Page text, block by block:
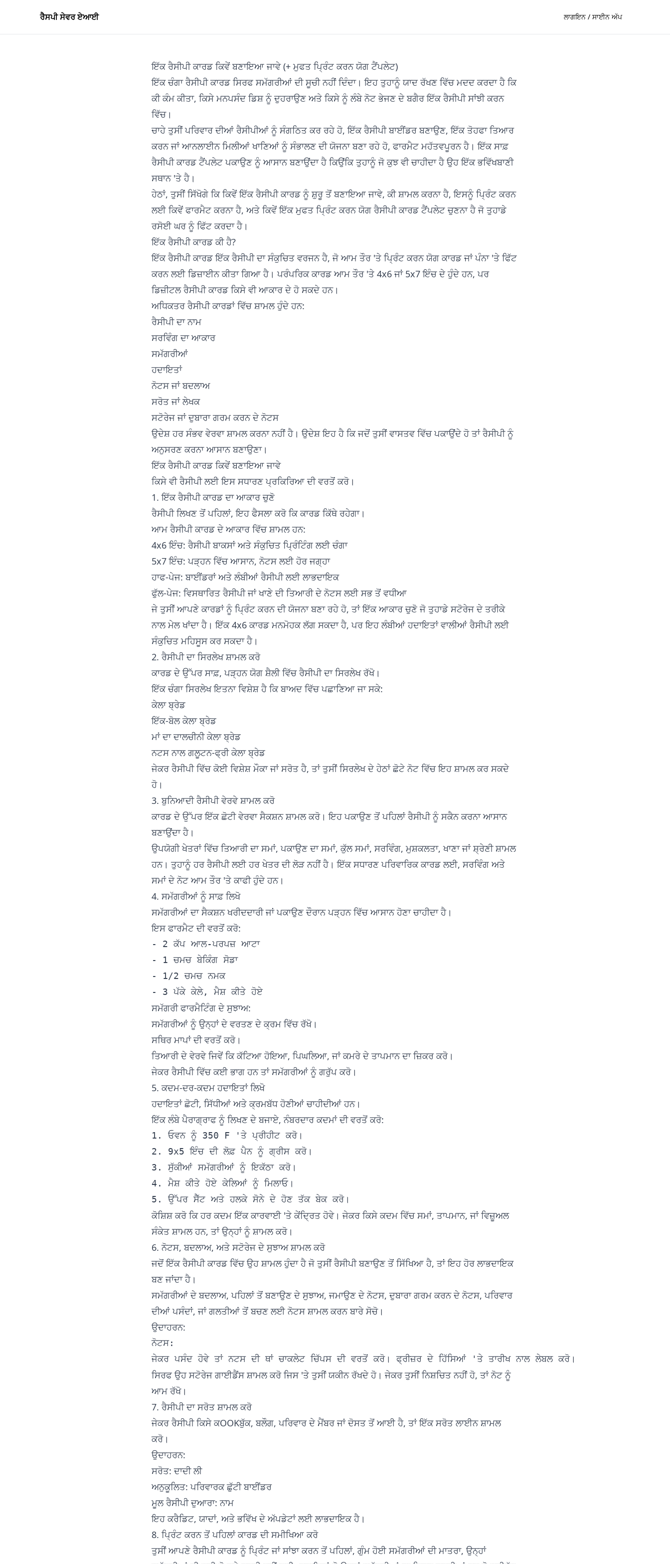
ਰੈਸਪੀ ਸੇਵਰ ਏਆਈ ਲਾਗਇਨ / ਸਾਈਨ ਅੱਪ
ਇੱਕ ਰੈਸੀਪੀ ਕਾਰਡ ਕਿਵੇਂ ਬਣਾਇਆ ਜਾਵੇ (+ ਮੁਫਤ ਪ੍ਰਿੰਟ ਕਰਨ ਯੋਗ ਟੈਂਪਲੇਟ)
ਇੱਕ ਚੰਗਾ ਰੈਸੀਪੀ ਕਾਰਡ ਸਿਰਫ ਸਮੱਗਰੀਆਂ ਦੀ ਸੂਚੀ ਨਹੀਂ ਦਿੰਦਾ। ਇਹ ਤੁਹਾਨੂੰ ਯਾਦ ਰੱਖਣ ਵਿੱਚ ਮਦਦ ਕਰਦਾ ਹੈ ਕਿ
ਕੀ ਕੰਮ ਕੀਤਾ, ਕਿਸੇ ਮਨਪਸੰਦ ਡਿਸ਼ ਨੂੰ ਦੁਹਰਾਉਣ ਅਤੇ ਕਿਸੇ ਨੂੰ ਲੰਬੇ ਨੋਟ ਭੇਜਣ ਦੇ ਬਗੈਰ ਇੱਕ ਰੈਸੀਪੀ ਸਾਂਝੀ ਕਰਨ
ਵਿੱਚ।
ਚਾਹੇ ਤੁਸੀਂ ਪਰਿਵਾਰ ਦੀਆਂ ਰੈਸੀਪੀਆਂ ਨੂੰ ਸੰਗਠਿਤ ਕਰ ਰਹੇ ਹੋ, ਇੱਕ ਰੈਸੀਪੀ ਬਾਈਂਡਰ ਬਣਾਉਣ, ਇੱਕ ਤੋਹਫਾ ਤਿਆਰ
ਕਰਨ ਜਾਂ ਆਨਲਾਈਨ ਮਿਲੀਆਂ ਖਾਣਿਆਂ ਨੂੰ ਸੰਭਾਲਣ ਦੀ ਯੋਜਨਾ ਬਣਾ ਰਹੇ ਹੋ, ਫਾਰਮੈਟ ਮਹੱਤਵਪੂਰਨ ਹੈ। ਇੱਕ ਸਾਫ਼
ਰੈਸੀਪੀ ਕਾਰਡ ਟੈਂਪਲੇਟ ਪਕਾਉਣ ਨੂੰ ਆਸਾਨ ਬਣਾਉਂਦਾ ਹੈ ਕਿਉਂਕਿ ਤੁਹਾਨੂੰ ਜੋ ਕੁਝ ਵੀ ਚਾਹੀਦਾ ਹੈ ਉਹ ਇੱਕ ਭਵਿੱਖਬਾਣੀ
ਸਥਾਨ 'ਤੇ ਹੈ।
ਹੇਠਾਂ, ਤੁਸੀਂ ਸਿੱਖੋਗੇ ਕਿ ਕਿਵੇਂ ਇੱਕ ਰੈਸੀਪੀ ਕਾਰਡ ਨੂੰ ਸ਼ੁਰੂ ਤੋਂ ਬਣਾਇਆ ਜਾਵੇ, ਕੀ ਸ਼ਾਮਲ ਕਰਨਾ ਹੈ, ਇਸਨੂੰ ਪ੍ਰਿੰਟ ਕਰਨ
ਲਈ ਕਿਵੇਂ ਫਾਰਮੈਟ ਕਰਨਾ ਹੈ, ਅਤੇ ਕਿਵੇਂ ਇੱਕ ਮੁਫਤ ਪ੍ਰਿੰਟ ਕਰਨ ਯੋਗ ਰੈਸੀਪੀ ਕਾਰਡ ਟੈਂਪਲੇਟ ਚੁਣਨਾ ਹੈ ਜੋ ਤੁਹਾਡੇ
ਰਸੋਈ ਘਰ ਨੂੰ ਫਿੱਟ ਕਰਦਾ ਹੈ।
ਇੱਕ ਰੈਸੀਪੀ ਕਾਰਡ ਕੀ ਹੈ?
ਇੱਕ ਰੈਸੀਪੀ ਕਾਰਡ ਇੱਕ ਰੈਸੀਪੀ ਦਾ ਸੰਕੁਚਿਤ ਵਰਜਨ ਹੈ, ਜੋ ਆਮ ਤੌਰ 'ਤੇ ਪ੍ਰਿੰਟ ਕਰਨ ਯੋਗ ਕਾਰਡ ਜਾਂ ਪੰਨਾ 'ਤੇ ਫਿੱਟ
ਕਰਨ ਲਈ ਡਿਜ਼ਾਈਨ ਕੀਤਾ ਗਿਆ ਹੈ। ਪਰੰਪਰਿਕ ਕਾਰਡ ਆਮ ਤੌਰ 'ਤੇ 4x6 ਜਾਂ 5x7 ਇੰਚ ਦੇ ਹੁੰਦੇ ਹਨ, ਪਰ
ਡਿਜ਼ੀਟਲ ਰੈਸੀਪੀ ਕਾਰਡ ਕਿਸੇ ਵੀ ਆਕਾਰ ਦੇ ਹੋ ਸਕਦੇ ਹਨ।
ਅਧਿਕਤਰ ਰੈਸੀਪੀ ਕਾਰਡਾਂ ਵਿੱਚ ਸ਼ਾਮਲ ਹੁੰਦੇ ਹਨ:
ਰੈਸੀਪੀ ਦਾ ਨਾਮ
ਸਰਵਿੰਗ ਦਾ ਆਕਾਰ
ਸਮੱਗਰੀਆਂ
ਹਦਾਇਤਾਂ
ਨੋਟਸ ਜਾਂ ਬਦਲਾਅ
ਸਰੋਤ ਜਾਂ ਲੇਖਕ
ਸਟੋਰੇਜ ਜਾਂ ਦੁਬਾਰਾ ਗਰਮ ਕਰਨ ਦੇ ਨੋਟਸ
ਉਦੇਸ਼ ਹਰ ਸੰਭਵ ਵੇਰਵਾ ਸ਼ਾਮਲ ਕਰਨਾ ਨਹੀਂ ਹੈ। ਉਦੇਸ਼ ਇਹ ਹੈ ਕਿ ਜਦੋਂ ਤੁਸੀਂ ਵਾਸਤਵ ਵਿੱਚ ਪਕਾਉਂਦੇ ਹੋ ਤਾਂ ਰੈਸੀਪੀ ਨੂੰ
ਅਨੁਸਰਣ ਕਰਨਾ ਆਸਾਨ ਬਣਾਉਣਾ।
ਇੱਕ ਰੈਸੀਪੀ ਕਾਰਡ ਕਿਵੇਂ ਬਣਾਇਆ ਜਾਵੇ
ਕਿਸੇ ਵੀ ਰੈਸੀਪੀ ਲਈ ਇਸ ਸਧਾਰਣ ਪ੍ਰਕਿਰਿਆ ਦੀ ਵਰਤੋਂ ਕਰੋ।
1. ਇੱਕ ਰੈਸੀਪੀ ਕਾਰਡ ਦਾ ਆਕਾਰ ਚੁਣੋ
ਰੈਸੀਪੀ ਲਿਖਣ ਤੋਂ ਪਹਿਲਾਂ, ਇਹ ਫੈਸਲਾ ਕਰੋ ਕਿ ਕਾਰਡ ਕਿੱਥੇ ਰਹੇਗਾ।
ਆਮ ਰੈਸੀਪੀ ਕਾਰਡ ਦੇ ਆਕਾਰ ਵਿੱਚ ਸ਼ਾਮਲ ਹਨ:
4x6 ਇੰਚ: ਰੈਸੀਪੀ ਬਾਕਸਾਂ ਅਤੇ ਸੰਕੁਚਿਤ ਪ੍ਰਿੰਟਿੰਗ ਲਈ ਚੰਗਾ
5x7 ਇੰਚ: ਪੜ੍ਹਨ ਵਿੱਚ ਆਸਾਨ, ਨੋਟਸ ਲਈ ਹੋਰ ਜਗ੍ਹਾ
ਹਾਫ-ਪੇਜ: ਬਾਈਂਡਰਾਂ ਅਤੇ ਲੰਬੀਆਂ ਰੈਸੀਪੀ ਲਈ ਲਾਭਦਾਇਕ
ਫੁੱਲ-ਪੇਜ: ਵਿਸਥਾਰਿਤ ਰੈਸੀਪੀ ਜਾਂ ਖਾਣੇ ਦੀ ਤਿਆਰੀ ਦੇ ਨੋਟਸ ਲਈ ਸਭ ਤੋਂ ਵਧੀਆ
ਜੇ ਤੁਸੀਂ ਆਪਣੇ ਕਾਰਡਾਂ ਨੂੰ ਪ੍ਰਿੰਟ ਕਰਨ ਦੀ ਯੋਜਨਾ ਬਣਾ ਰਹੇ ਹੋ, ਤਾਂ ਇੱਕ ਆਕਾਰ ਚੁਣੋ ਜੋ ਤੁਹਾਡੇ ਸਟੋਰੇਜ ਦੇ ਤਰੀਕੇ
ਨਾਲ ਮੇਲ ਖਾਂਦਾ ਹੈ। ਇੱਕ 4x6 ਕਾਰਡ ਮਨਮੋਹਕ ਲੱਗ ਸਕਦਾ ਹੈ, ਪਰ ਇਹ ਲੰਬੀਆਂ ਹਦਾਇਤਾਂ ਵਾਲੀਆਂ ਰੈਸੀਪੀ ਲਈ
ਸੰਕੁਚਿਤ ਮਹਿਸੂਸ ਕਰ ਸਕਦਾ ਹੈ।
2. ਰੈਸੀਪੀ ਦਾ ਸਿਰਲੇਖ ਸ਼ਾਮਲ ਕਰੋ
ਕਾਰਡ ਦੇ ਉੱਪਰ ਸਾਫ਼, ਪੜ੍ਹਨ ਯੋਗ ਸ਼ੈਲੀ ਵਿੱਚ ਰੈਸੀਪੀ ਦਾ ਸਿਰਲੇਖ ਰੱਖੋ।
ਇੱਕ ਚੰਗਾ ਸਿਰਲੇਖ ਇਤਨਾ ਵਿਸ਼ੇਸ਼ ਹੈ ਕਿ ਬਾਅਦ ਵਿੱਚ ਪਛਾਣਿਆ ਜਾ ਸਕੇ:
ਕੇਲਾ ਬ੍ਰੇਡ
ਇੱਕ-ਬੋਲ ਕੇਲਾ ਬ੍ਰੇਡ
ਮਾਂ ਦਾ ਦਾਲਚੀਨੀ ਕੇਲਾ ਬ੍ਰੇਡ
ਨਟਸ ਨਾਲ ਗਲੂਟਨ-ਫ੍ਰੀ ਕੇਲਾ ਬ੍ਰੇਡ
ਜੇਕਰ ਰੈਸੀਪੀ ਵਿੱਚ ਕੋਈ ਵਿਸ਼ੇਸ਼ ਮੌਕਾ ਜਾਂ ਸਰੋਤ ਹੈ, ਤਾਂ ਤੁਸੀਂ ਸਿਰਲੇਖ ਦੇ ਹੇਠਾਂ ਛੋਟੇ ਨੋਟ ਵਿੱਚ ਇਹ ਸ਼ਾਮਲ ਕਰ ਸਕਦੇ
ਹੋ।
3. ਬੁਨਿਆਦੀ ਰੈਸੀਪੀ ਵੇਰਵੇ ਸ਼ਾਮਲ ਕਰੋ
ਕਾਰਡ ਦੇ ਉੱਪਰ ਇੱਕ ਛੋਟੀ ਵੇਰਵਾ ਸੈਕਸ਼ਨ ਸ਼ਾਮਲ ਕਰੋ। ਇਹ ਪਕਾਉਣ ਤੋਂ ਪਹਿਲਾਂ ਰੈਸੀਪੀ ਨੂੰ ਸਕੈਨ ਕਰਨਾ ਆਸਾਨ
ਬਣਾਉਂਦਾ ਹੈ।
ਉਪਯੋਗੀ ਖੇਤਰਾਂ ਵਿੱਚ ਤਿਆਰੀ ਦਾ ਸਮਾਂ, ਪਕਾਉਣ ਦਾ ਸਮਾਂ, ਕੁੱਲ ਸਮਾਂ, ਸਰਵਿੰਗ, ਮੁਸ਼ਕਲਤਾ, ਖਾਣਾ ਜਾਂ ਸ਼੍ਰੇਣੀ ਸ਼ਾਮਲ
ਹਨ। ਤੁਹਾਨੂੰ ਹਰ ਰੈਸੀਪੀ ਲਈ ਹਰ ਖੇਤਰ ਦੀ ਲੋੜ ਨਹੀਂ ਹੈ। ਇੱਕ ਸਧਾਰਣ ਪਰਿਵਾਰਿਕ ਕਾਰਡ ਲਈ, ਸਰਵਿੰਗ ਅਤੇ
ਸਮਾਂ ਦੇ ਨੋਟ ਆਮ ਤੌਰ 'ਤੇ ਕਾਫੀ ਹੁੰਦੇ ਹਨ।
4. ਸਮੱਗਰੀਆਂ ਨੂੰ ਸਾਫ਼ ਲਿਖੋ
ਸਮੱਗਰੀਆਂ ਦਾ ਸੈਕਸ਼ਨ ਖਰੀਦਦਾਰੀ ਜਾਂ ਪਕਾਉਣ ਦੌਰਾਨ ਪੜ੍ਹਨ ਵਿੱਚ ਆਸਾਨ ਹੋਣਾ ਚਾਹੀਦਾ ਹੈ।
ਇਸ ਫਾਰਮੈਟ ਦੀ ਵਰਤੋਂ ਕਰੋ:
- 2 ਕੱਪ ਆਲ-ਪਰਪਜ਼ ਆਟਾ
- 1 ਚਮਚ ਬੇਕਿੰਗ ਸੋਡਾ
- 1/2 ਚਮਚ ਨਮਕ
ਸਮੱਗਰੀ ਫਾਰਮੈਟਿੰਗ ਦੇ ਸੁਝਾਅ:
ਸਮੱਗਰੀਆਂ ਨੂੰ ਉਨ੍ਹਾਂ ਦੇ ਵਰਤਣ ਦੇ ਕ੍ਰਮ ਵਿੱਚ ਰੱਖੋ।
ਸਥਿਰ ਮਾਪਾਂ ਦੀ ਵਰਤੋਂ ਕਰੋ।
ਤਿਆਰੀ ਦੇ ਵੇਰਵੇ ਜਿਵੇਂ ਕਿ ਕੱਟਿਆ ਹੋਇਆ, ਪਿਘਲਿਆ, ਜਾਂ ਕਮਰੇ ਦੇ ਤਾਪਮਾਨ ਦਾ ਜ਼ਿਕਰ ਕਰੋ।
ਜੇਕਰ ਰੈਸੀਪੀ ਵਿੱਚ ਕਈ ਭਾਗ ਹਨ ਤਾਂ ਸਮੱਗਰੀਆਂ ਨੂੰ ਗਰੁੱਪ ਕਰੋ।
5. ਕਦਮ-ਦਰ-ਕਦਮ ਹਦਾਇਤਾਂ ਲਿਖੋ
ਹਦਾਇਤਾਂ ਛੋਟੀ, ਸਿੱਧੀਆਂ ਅਤੇ ਕ੍ਰਮਬੱਧ ਹੋਣੀਆਂ ਚਾਹੀਦੀਆਂ ਹਨ।
ਇੱਕ ਲੰਬੇ ਪੈਰਾਗ੍ਰਾਫ ਨੂੰ ਲਿਖਣ ਦੇ ਬਜਾਏ, ਨੰਬਰਦਾਰ ਕਦਮਾਂ ਦੀ ਵਰਤੋਂ ਕਰੋ:
1. ਓਵਨ ਨੂੰ 350 F 'ਤੇ ਪ੍ਰੀਹੀਟ ਕਰੋ।
2. 9x5 ਇੰਚ ਦੀ ਲੋਫ਼ ਪੈਨ ਨੂੰ ਗ੍ਰੀਸ ਕਰੋ।
3. ਸੁੱਕੀਆਂ ਸਮੱਗਰੀਆਂ ਨੂੰ ਇਕੱਠਾ ਕਰੋ।
4. ਮੈਸ਼ ਕੀਤੇ ਹੋਏ ਕੇਲਿਆਂ ਨੂੰ ਮਿਲਾਓ।
ਕੋਸ਼ਿਸ਼ ਕਰੋ ਕਿ ਹਰ ਕਦਮ ਇੱਕ ਕਾਰਵਾਈ 'ਤੇ ਕੇਂਦ੍ਰਿਤ ਹੋਵੇ। ਜੇਕਰ ਕਿਸੇ ਕਦਮ ਵਿੱਚ ਸਮਾਂ, ਤਾਪਮਾਨ, ਜਾਂ ਵਿਜ਼ੂਅਲ
ਸੰਕੇਤ ਸ਼ਾਮਲ ਹਨ, ਤਾਂ ਉਨ੍ਹਾਂ ਨੂੰ ਸ਼ਾਮਲ ਕਰੋ।
6. ਨੋਟਸ, ਬਦਲਾਅ, ਅਤੇ ਸਟੋਰੇਜ ਦੇ ਸੁਝਾਅ ਸ਼ਾਮਲ ਕਰੋ
ਜਦੋਂ ਇੱਕ ਰੈਸੀਪੀ ਕਾਰਡ ਵਿੱਚ ਉਹ ਸ਼ਾਮਲ ਹੁੰਦਾ ਹੈ ਜੋ ਤੁਸੀਂ ਰੈਸੀਪੀ ਬਣਾਉਣ ਤੋਂ ਸਿੱਖਿਆ ਹੈ, ਤਾਂ ਇਹ ਹੋਰ ਲਾਭਦਾਇਕ
ਬਣ ਜਾਂਦਾ ਹੈ।
ਸਮੱਗਰੀਆਂ ਦੇ ਬਦਲਾਅ, ਪਹਿਲਾਂ ਤੋਂ ਬਣਾਉਣ ਦੇ ਸੁਝਾਅ, ਜਮਾਉਣ ਦੇ ਨੋਟਸ, ਦੁਬਾਰਾ ਗਰਮ ਕਰਨ ਦੇ ਨੋਟਸ, ਪਰਿਵਾਰ
ਦੀਆਂ ਪਸੰਦਾਂ, ਜਾਂ ਗਲਤੀਆਂ ਤੋਂ ਬਚਣ ਲਈ ਨੋਟਸ ਸ਼ਾਮਲ ਕਰਨ ਬਾਰੇ ਸੋਚੋ।
ਉਦਾਹਰਨ:
ਨੋਟਸ:
ਸਿਰਫ ਉਹ ਸਟੋਰੇਜ ਗਾਈਡੈਂਸ ਸ਼ਾਮਲ ਕਰੋ ਜਿਸ 'ਤੇ ਤੁਸੀਂ ਯਕੀਨ ਰੱਖਦੇ ਹੋ। ਜੇਕਰ ਤੁਸੀਂ ਨਿਸ਼ਚਿਤ ਨਹੀਂ ਹੋ, ਤਾਂ ਨੋਟ ਨੂੰ
ਆਮ ਰੱਖੋ।
7. ਰੈਸੀਪੀ ਦਾ ਸਰੋਤ ਸ਼ਾਮਲ ਕਰੋ
ਜੇਕਰ ਰੈਸੀਪੀ ਕਿਸੇ ਕOOKਬੁੱਕ, ਬਲੌਗ, ਪਰਿਵਾਰ ਦੇ ਮੈਂਬਰ ਜਾਂ ਦੋਸਤ ਤੋਂ ਆਈ ਹੈ, ਤਾਂ ਇੱਕ ਸਰੋਤ ਲਾਈਨ ਸ਼ਾਮਲ
ਕਰੋ।
ਉਦਾਹਰਨ:
ਸਰੋਤ: ਦਾਦੀ ਲੀ
ਅਨੁਕੂਲਿਤ: ਪਰਿਵਾਰਕ ਛੁੱਟੀ ਬਾਈਂਡਰ
ਮੂਲ ਰੈਸੀਪੀ ਦੁਆਰਾ: ਨਾਮ
ਇਹ ਕਰੈਡਿਟ, ਯਾਦਾਂ, ਅਤੇ ਭਵਿੱਖ ਦੇ ਅੱਪਡੇਟਾਂ ਲਈ ਲਾਭਦਾਇਕ ਹੈ।
8. ਪ੍ਰਿੰਟ ਕਰਨ ਤੋਂ ਪਹਿਲਾਂ ਕਾਰਡ ਦੀ ਸਮੀਖਿਆ ਕਰੋ
ਤੁਸੀਂ ਆਪਣੇ ਰੈਸੀਪੀ ਕਾਰਡ ਨੂੰ ਪ੍ਰਿੰਟ ਜਾਂ ਸਾਂਝਾ ਕਰਨ ਤੋਂ ਪਹਿਲਾਂ, ਗੁੰਮ ਹੋਈ ਸਮੱਗਰੀਆਂ ਦੀ ਮਾਤਰਾ, ਉਨ੍ਹਾਂ